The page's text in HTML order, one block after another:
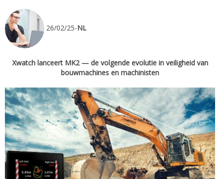
26/02/25-NL
Xwatch lanceert MK2 — de volgende evolutie in veiligheid van
bouwmachines en machinisten